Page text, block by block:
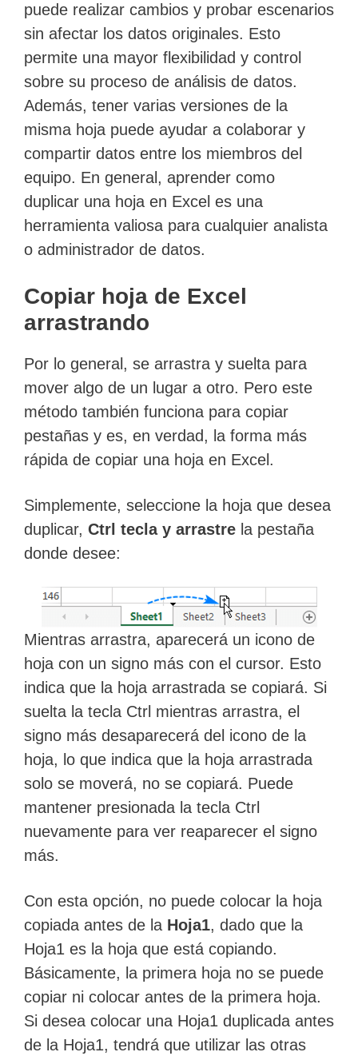
puede realizar cambios y probar escenarios
sin afectar los datos originales. Esto
permite una mayor flexibilidad y control
sobre su proceso de análisis de datos.
Además, tener varias versiones de la
misma hoja puede ayudar a colaborar y
compartir datos entre los miembros del
equipo. En general, aprender como
duplicar una hoja en Excel es una
herramienta valiosa para cualquier analista
o administrador de datos.
Copiar hoja de Excel
arrastrando
Por lo general, se arrastra y suelta para
mover algo de un lugar a otro. Pero este
método también funciona para copiar
pestañas y es, en verdad, la forma más
rápida de copiar una hoja en Excel.
Simplemente, seleccione la hoja que desea
duplicar, Ctrl tecla y arrastre la pestaña
donde desee:
Mientras arrastra, aparecerá un icono de
hoja con un signo más con el cursor. Esto
indica que la hoja arrastrada se copiará. Si
suelta la tecla Ctrl mientras arrastra, el
signo más desaparecerá del icono de la
hoja, lo que indica que la hoja arrastrada
solo se moverá, no se copiará. Puede
mantener presionada la tecla Ctrl
nuevamente para ver reaparecer el signo
más.
Con esta opción, no puede colocar la hoja
copiada antes de la Hoja1, dado que la
Hoja1 es la hoja que está copiando.
Básicamente, la primera hoja no se puede
copiar ni colocar antes de la primera hoja.
Si desea colocar una Hoja1 duplicada antes
de la Hoja1, tendrá que utilizar las otras